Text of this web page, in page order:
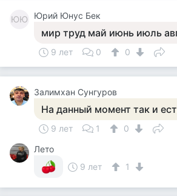
ЮЮ Юрий Юнус Бек
мир труд май июнь июль
9 лет 0 0
Залимхан Сунгуров
На данный момент так и
9 лет 1
0
Лето
9 лет
1